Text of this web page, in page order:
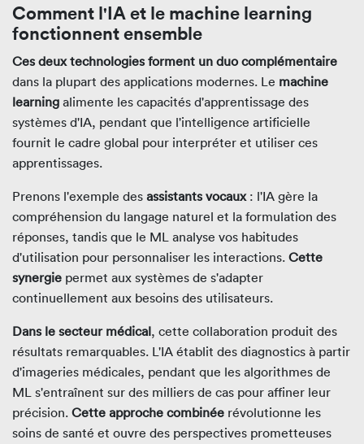
Comment l'IA et le machine learning
fonctionnent ensemble
Ces deux technologies forment un duo complémentaire
dans la plupart des applications modernes. Le machine
learning alimente les capacités d'apprentissage des
systèmes d'IA, pendant que l'intelligence artificielle
fournit le cadre global pour interpréter et utiliser ces
apprentissages.
Prenons l'exemple des assistants vocaux: l'IA gère la
compréhension du langage naturel et la formulation des
réponses, tandis que le ML analyse vos habitudes
d'utilisation pour personnaliser les interactions. Cette
synergie permet aux systèmes de s'adapter
continuellement aux besoins des utilisateurs.
Dans le secteur médical, cette collaboration produit des
résultats remarquables. L'IA établit des diagnostics à partir
d'imageries médicales, pendant que les algorithmes de
ML s'entraînent sur des milliers de cas pour affiner leur
précision. Cette approche combinée révolutionne les
soins de santé et ouvre des perspectives prometteuses